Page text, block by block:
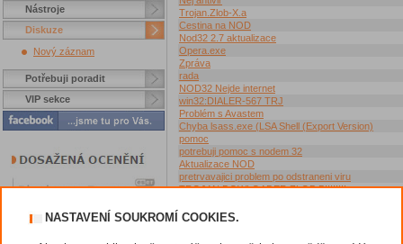
Nástroje
Diskuze
Nový záznam
Potřebuji poradit
VIP sekce
Trojan.Zlob-X.a
Cestina na NOD
Nod32 2.7 aktualizace
Opera.exe
Zpráva
rada
NOD32 Nejde internet
win32:DIALER-567 TRJ
Problém s Avastem
Chyba lsass.exe (LSA Shell (Export Version)
pomoc
potrebuji pomoc s nodem 32
Aktualizace NOD
pretrvavajici problem po odstraneni viru
TROJAN DOWLOADER.ZLOB.BII!!!!!!
INTERNET EXPLORER 5.5
NASTAVENÍ SOUKROMÍ COOKIES.